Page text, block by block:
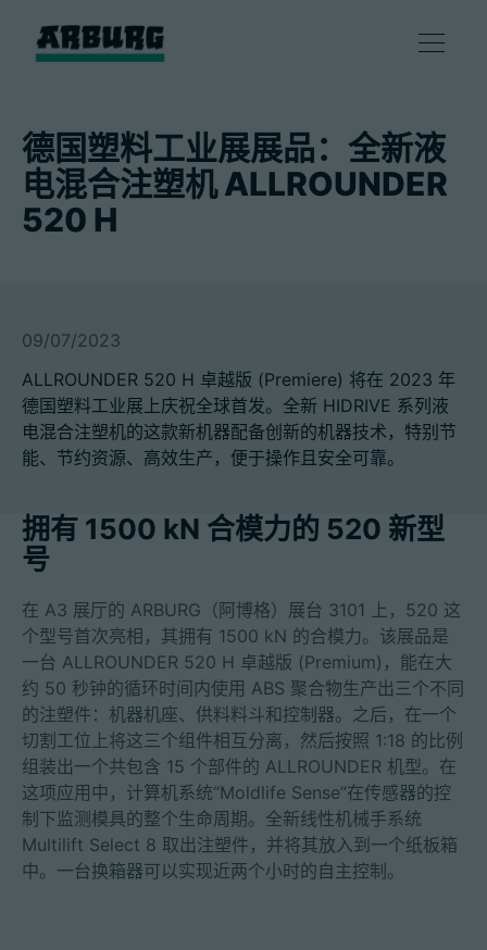
解决方案
企业
联系方式
技术参数
登录
合作伙伴门户网站
客户门户登陆
China | 中文简体
德国塑料工业展展品：全新液
电混合注塑机 ALLROUNDER
520 H
09/07/2023
ALLROUNDER 520 H 卓越版 (Premiere) 将在 2023 年
德国塑料工业展上庆祝全球首发。全新 HIDRIVE 系列液
电混合注塑机的这款新机器配备创新的机器技术，特别节
能、节约资源、高效生产，便于操作且安全可靠。
拥有 1500 kN 合模力的 520 新型
号
在 A3 展厅的 ARBURG（阿博格）展台 3101 上，520 这
个型号首次亮相，其拥有 1500 kN 的合模力。该展品是
一台 ALLROUNDER 520 H 卓越版 (Premium)，能在大
约 50 秒钟的循环时间内使用 ABS 聚合物生产出三个不同
的注塑件：机器机座、供料料斗和控制器。之后，在一个
切割工位上将这三个组件相互分离，然后按照 1:18 的比例
组装出一个共包含 15 个部件的 ALLROUNDER 机型。在
这项应用中，计算机系统“Moldlife Sense”在传感器的控
制下监测模具的整个生命周期。全新线性机械手系统
Multilift Select 8 取出注塑件，并将其放入到一个纸板箱
中。一台换箱器可以实现近两个小时的自主控制。